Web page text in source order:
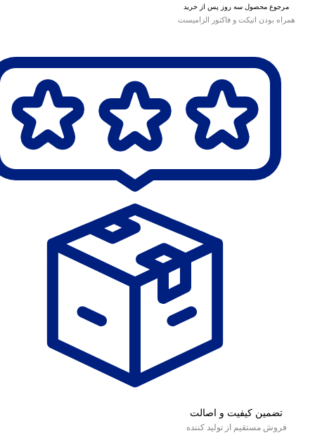
مرجوع محصول سه روز پس از خرید
همراه بودن اتیکت و فاکتور الزامیست
تضمین کیفیت و اصالت
فروش مستقیم از تولید کننده